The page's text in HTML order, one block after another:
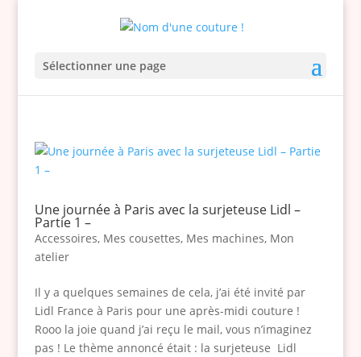
Sélectionner une page
Une journée à Paris avec la surjeteuse Lidl –
Partie 1 –
Accessoires, Mes cousettes, Mes machines, Mon
atelier
Il y a quelques semaines de cela, j’ai été invité par
Lidl France à Paris pour une après-midi couture !
Rooo la joie quand j’ai reçu le mail, vous n’imaginez
pas ! Le thème annoncé était : la surjeteuse Lidl